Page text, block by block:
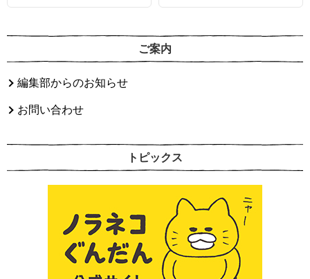
ご案内
編集部からのお知らせ
お問い合わせ
トピックス